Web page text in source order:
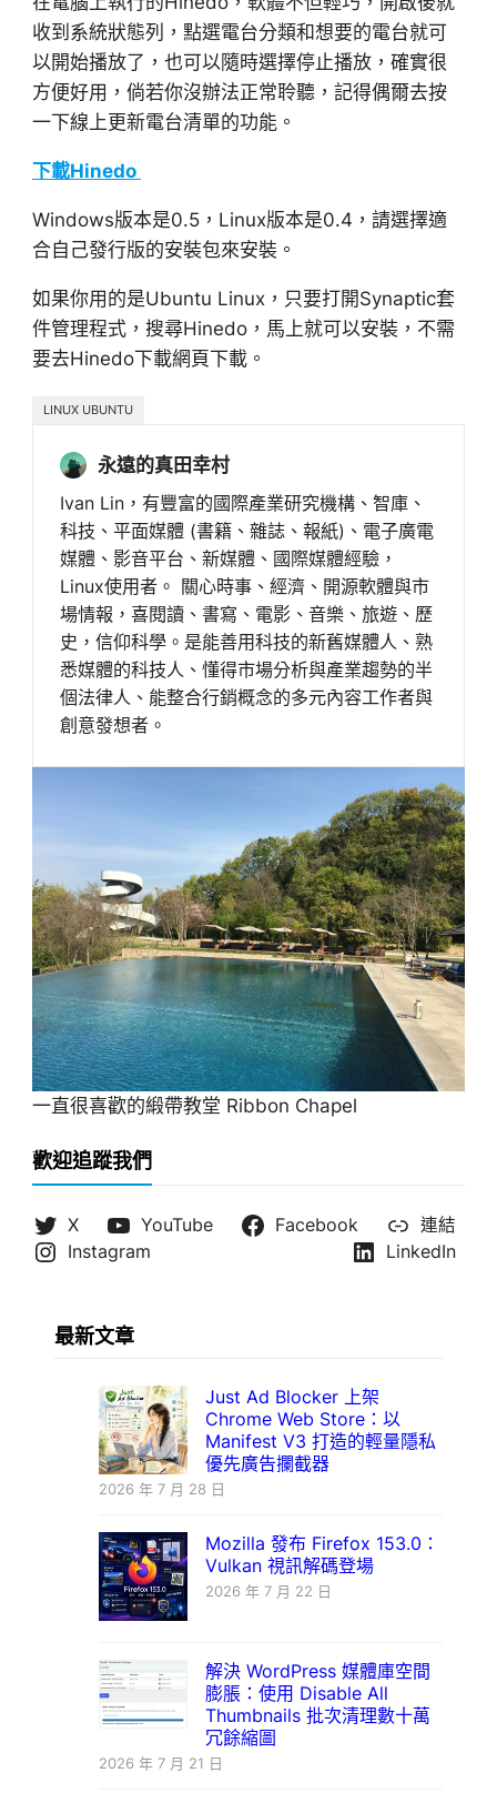
收到系統狀態列，點選電台分類和想要的電台就可
以開始播放了，也可以隨時選擇停止播放，確實很
方便好用，倘若你沒辦法正常聆聽，記得偶爾去按
一下線上更新電台清單的功能。
下載Hinedo
Windows版本是0.5，Linux版本是0.4，請選擇適
合自己發行版的安裝包來安裝。
如果你用的是Ubuntu Linux，只要打開Synaptic套
件管理程式，搜尋Hinedo，馬上就可以安裝，不需
要去Hinedo下載網頁下載。
LINUX UBUNTU
永遠的真田幸村
Ivan Lin，有豐富的國際產業研究機構、智庫、
科技、平面媒體 (書籍、雜誌、報紙)、電子廣電
媒體、影音平台、新媒體、國際媒體經驗，
Linux使用者。 關心時事、經濟、開源軟體與市
場情報，喜閱讀、書寫、電影、音樂、旅遊、歷
史，信仰科學。是能善用科技的新舊媒體人、熟
悉媒體的科技人、懂得市場分析與產業趨勢的半
個法律人、能整合行銷概念的多元內容工作者與
創意發想者。
一直很喜歡的緞帶教堂 Ribbon Chapel
歡迎追蹤我們
X YouTube Facebook
連結
Instagram
LinkedIn
最新文章
Just Ad Blocker 上架
Chrome Web Store：以
Manifest V3 打造的輕量隱私
優先廣告攔截器
2026 年 7 月 28 日
Mozilla 發布 Firefox 153.0：
Vulkan 視訊解碼登場
2026 年 7 月 22 日
解決 WordPress 媒體庫空間
膨脹：使用 Disable All
Thumbnails 批次清理數十萬
冗餘縮圖
2026 年 7 月 21 日